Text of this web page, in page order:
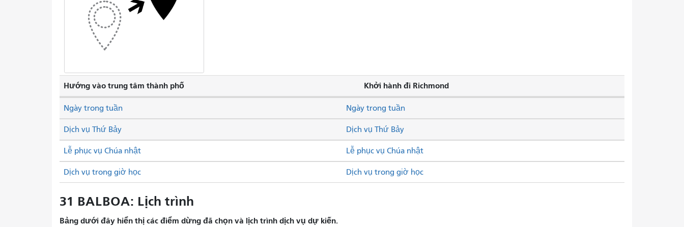
Hướng vào trung tâm thành phố Khởi hành đi Richmond
Dịch vụ Thứ Bảy Dịch vụ Thứ Bảy
Lễ phục vụ Chúa nhật Lễ phục vụ Chúa nhật
Ngày trong tuần Ngày trong tuần
Dịch vụ trong giờ học Dịch vụ trong giờ học
31 BALBOA: Lịch trình
Bảng dưới đây hiển thị các điểm dừng đã chọn và lịch trình dịch vụ dự kiến.